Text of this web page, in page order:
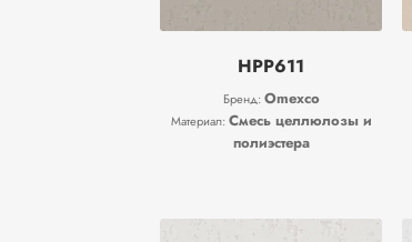
HPP611
Бренд: Omexco
Материал: Смесь целлюлозы и
полиэстера